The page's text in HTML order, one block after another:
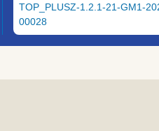
TOP_PLUSZ-1.2.1-21-GM1-
00028